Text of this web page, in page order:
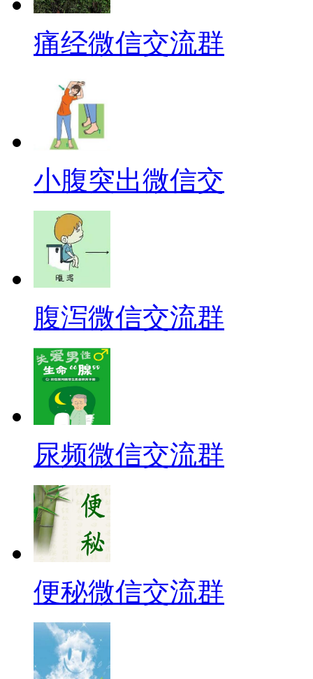
痛经微信交流群
小腹突出微信交
腹泻微信交流群
尿频微信交流群
便秘微信交流群